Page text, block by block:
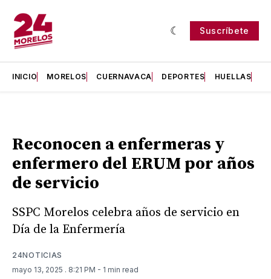
Suscríbete
INICIO MORELOS CUERNAVACA DEPORTES HUELLAS
Reconocen a enfermeras y
enfermero del ERUM por años
de servicio
SSPC Morelos celebra años de servicio en
Día de la Enfermería
24NOTICIAS
mayo 13, 2025 . 8:21 PM - 1 min read